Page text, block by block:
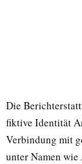
Die
fiktive Identität
Verbindung mit
unter Namen